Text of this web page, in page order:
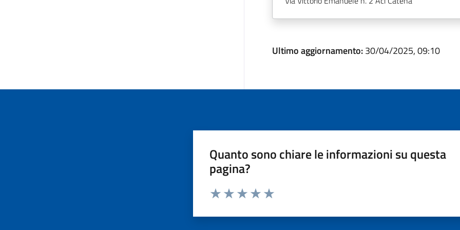
Ultimo aggiornamento:30/04/2025, 09:10
Quanto sono chiare le informazioni su questa
pagina?